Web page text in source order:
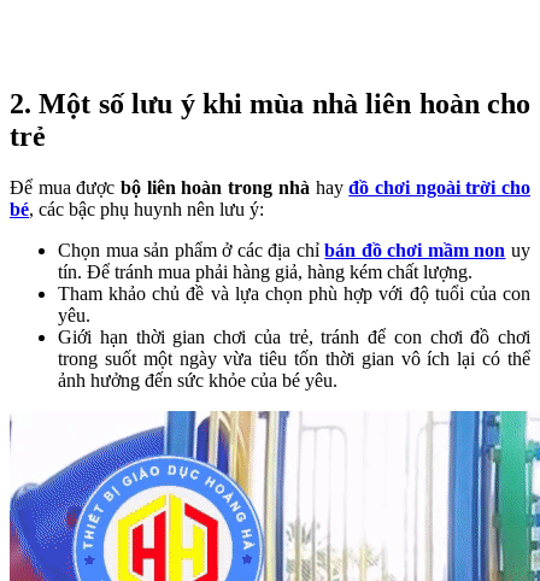
2. Một số lưu ý khi mùa nhà liên hoàn cho
trẻ
Để mua đượcbộ liên hoàn trong nhà hayđồ chơi ngoài trời cho
bé, các bậc phụ huynh nên lưu ý:
Chọn mua sản phẩm ở các địa chỉbán đồ chơi mầm non uy
tín. Để tránh mua phải hàng giả, hàng kém chất lượng.
Tham khảo chủ đề và lựa chọn phù hợp với độ tuổi của con
yêu.
Giới hạn thời gian chơi của trẻ, tránh để con chơi đồ chơi
trong suốt một ngày vừa tiêu tốn thời gian vô ích lại có thể
ảnh hưởng đến sức khỏe của bé yêu.